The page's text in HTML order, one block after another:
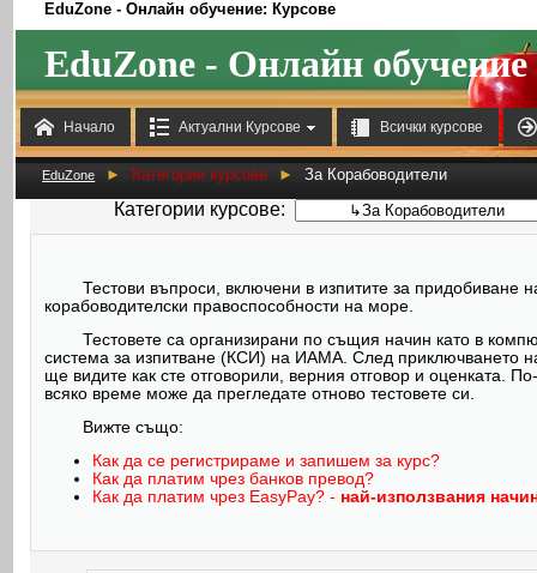
 Начало  Актуални Курсове  Всички курсове 
EduZone - Онлайн обучение: Курсове
EduZone - Онлайн обучение
EduZone ► Категории курсове ► За Корабоводители
Категории курсове:
Тестови въпроси, включени в изпитите за придобиване
корабоводителски правоспособности на море.
Тестовете са организирани по същия начин като в
система за изпитване (КСИ) на ИАМА. След приключването
ще видите как сте отговорили, верния отговор и оценката.
всяко време може да прегледате отново тестовете си.
Вижте също:
Как да се регистрираме и запишем за курс?
Как да платим чрез банков превод?
Как да платим чрез EasyPay? - най-използвания